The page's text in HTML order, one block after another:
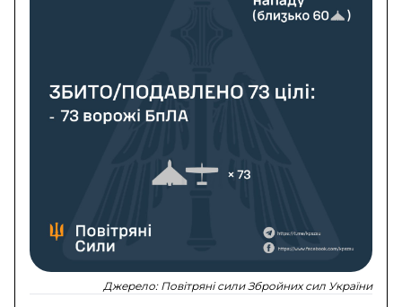
Джерело: Повітряні сили Збройних сил України